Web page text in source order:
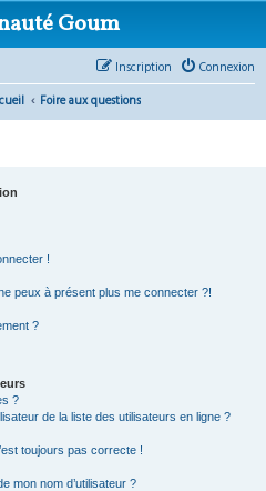
Goum
Connexion
Inscription
Foire aux questions
!
peux à présent plus me connecter ?!
?
?
de la liste des utilisateurs en ligne ?
toujours pas correcte !
mon nom d’utilisateur ?